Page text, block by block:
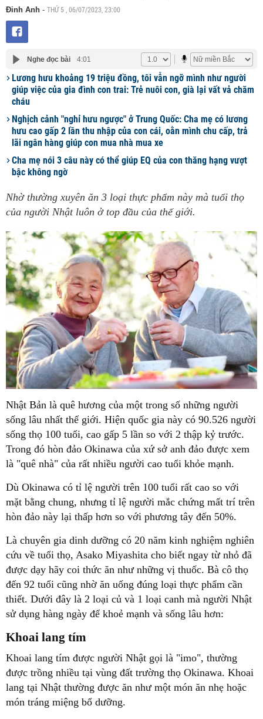
Đinh Anh - THỨ 5 , 06/07/2023, 23:00
Nghe đọc bài 4:01
Lương hưu khoảng 19 triệu đồng, tôi vẫn ngỡ mình như người
giúp việc của gia đình con trai: Trẻ nuôi con, già lại vất vả chăm
cháu
Nghịch cảnh "nghỉ hưu ngược" ở Trung Quốc: Cha mẹ có lương
hưu cao gấp 2 lần thu nhập của con cái, oằn mình chu cấp, trả
lãi ngân hàng giúp con mua nhà mua xe
Cha mẹ nói 3 câu này có thể giúp EQ của con thăng hạng vượt
bậc không ngờ
Nhờ thường xuyên ăn 3 loại thực phẩm này mà tuổi thọ
của người Nhật luôn ở top đầu của thế giới.
Nhật Bản là quê hương của một trong số những người
sống lâu nhất thế giới. Hiện quốc gia này có 90.526 người
sống thọ 100 tuổi, cao gấp 5 lần so với 2 thập kỷ trước.
Trong đó hòn đảo Okinawa của xứ sở anh đảo được xem
là "quê nhà" của rất nhiều người cao tuổi khỏe mạnh.
Dù Okinawa có tỉ lệ người trên 100 tuổi rất cao so với
mặt bằng chung, nhưng tỉ lệ người mắc chứng mất trí trên
hòn đảo này lại thấp hơn so với phương tây đến 50%.
Là chuyên gia dinh dưỡng có 20 năm kinh nghiệm nghiên
cứu về tuổi thọ, Asako Miyashita cho biết ngay từ nhỏ đã
được dạy hãy coi thức ăn như những vị thuốc. Bà cô thọ
đến 92 tuổi cũng nhờ ăn uống đúng loại thực phẩm cần
thiết. Dưới đây là 2 loại củ và 1 loại canh mà người Nhật
sử dụng hàng ngày để khoẻ mạnh và sống lâu hơn:
Khoai lang tím
Khoai lang tím được người Nhật gọi là "imo", thường
được trồng nhiều tại vùng đất trường thọ Okinawa. Khoai
lang tại Nhật thường được ăn như một món ăn nhẹ hoặc
món tráng miệng bổ dưỡng.